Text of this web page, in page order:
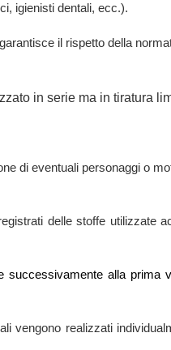
igienisti dentali, ecc.).
il rispetto della
in serie ma in tiratura
di eventuali personaggi o
delle stoffe utilizzate
successivamente alla prima
vengono realizzati